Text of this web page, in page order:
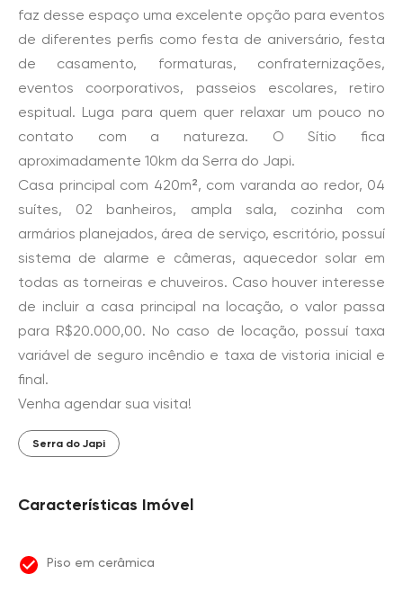
faz desse espaço uma excelente opção para eventos
de diferentes perfis como festa de aniversário, festa
de casamento, formaturas, confraternizações,
eventos coorporativos, passeios escolares, retiro
espitual. Luga para quem quer relaxar um pouco no
contato com a natureza. O Sítio fica
aproximadamente 10km da Serra do Japi.
Casa principal com 420m², com varanda ao redor, 04
suítes, 02 banheiros, ampla sala, cozinha com
armários planejados, área de serviço, escritório, possuí
sistema de alarme e câmeras, aquecedor solar em
todas as torneiras e chuveiros. Caso houver interesse
de incluir a casa principal na locação, o valor passa
para R$20.000,00. No caso de locação, possuí taxa
variável de seguro incêndio e taxa de vistoria inicial e
final.
Venha agendar sua visita!
Serra do Japi
Características Imóvel
Piso em cerâmica